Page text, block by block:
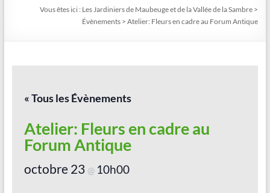
de
Sambre
Vous êtes ici : Les Jardiniers de Maubeuge et de la Vallée de la Sambre >
Évènements >Atelier: Fleurs en cadre au Forum Antique
« Tous les Évènements
Atelier: Fleurs en cadre au
Forum Antique
octobre 23 @ 10h00